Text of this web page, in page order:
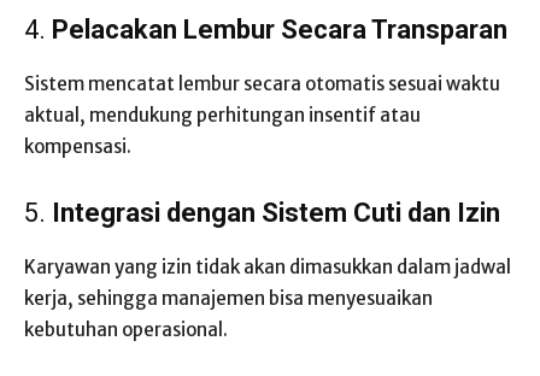
4. Pelacakan Lembur Secara Transparan
Sistem mencatat lembur secara otomatis sesuai waktu
aktual, mendukung perhitungan insentif atau
kompensasi.
5. Integrasi dengan Sistem Cuti dan Izin
Karyawan yang izin tidak akan dimasukkan dalam jadwal
kerja, sehingga manajemen bisa menyesuaikan
kebutuhan operasional.